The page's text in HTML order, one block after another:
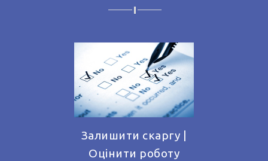
Залишити скаргу |
Оцінити роботу